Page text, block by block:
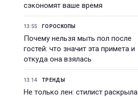
сэкономят ваше время
13:55 ГОРОСКОПЫ
Почему нельзя мыть пол после
гостей: что значит эта примета и
откуда она взялась
13:14 ТРЕНДЫ
Не только лен: стилист раскрыла